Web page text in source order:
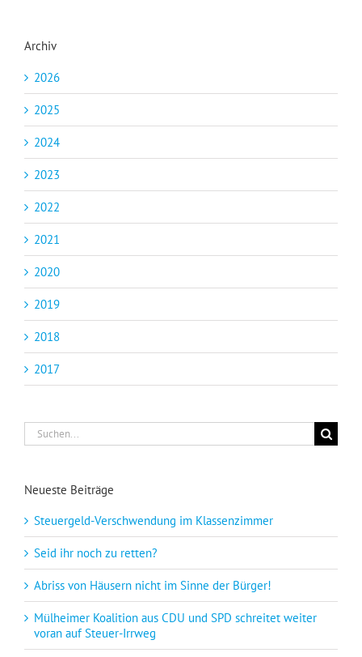
Archiv
2026
2025
2024
2023
2022
2021
2020
2019
2018
2017
Suche
nach:
Neueste Beiträge
Steuergeld-Verschwendung im Klassenzimmer
Seid ihr noch zu retten?
Abriss von Häusern nicht im Sinne der Bürger!
Mülheimer Koalition aus CDU und SPD schreitet weiter
voran auf Steuer-Irrweg